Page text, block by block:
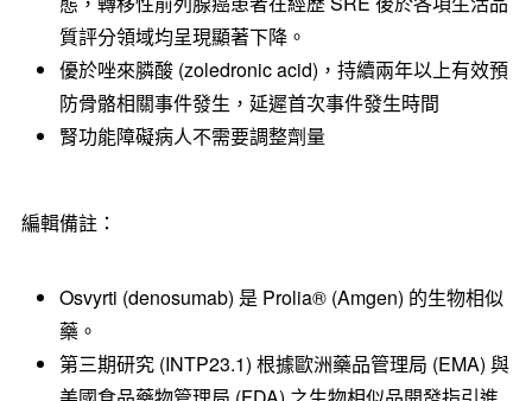
質評分領域均呈現顯著下降。
優於唑來膦酸 (zoledronic acid)，持續兩年以上有效預
防骨骼相關事件發生，延遲首次事件發生時間
腎功能障礙病人不需要調整劑量
編輯備註：
Osvyrti (denosumab) 是 Prolia® (Amgen) 的生物相似
藥。
第三期研究 (INTP23.1) 根據歐洲藥品管理局 (EMA) 與